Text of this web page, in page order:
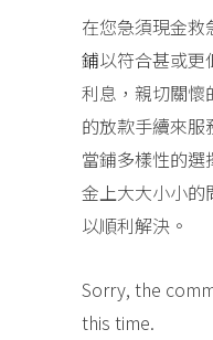
在您急須現金救
鋪以符合甚或更
利息，親切關懷
的放款手續來
當鋪多樣性的選
金上大大小小的
以順利解決。
Sorry, the
this time.